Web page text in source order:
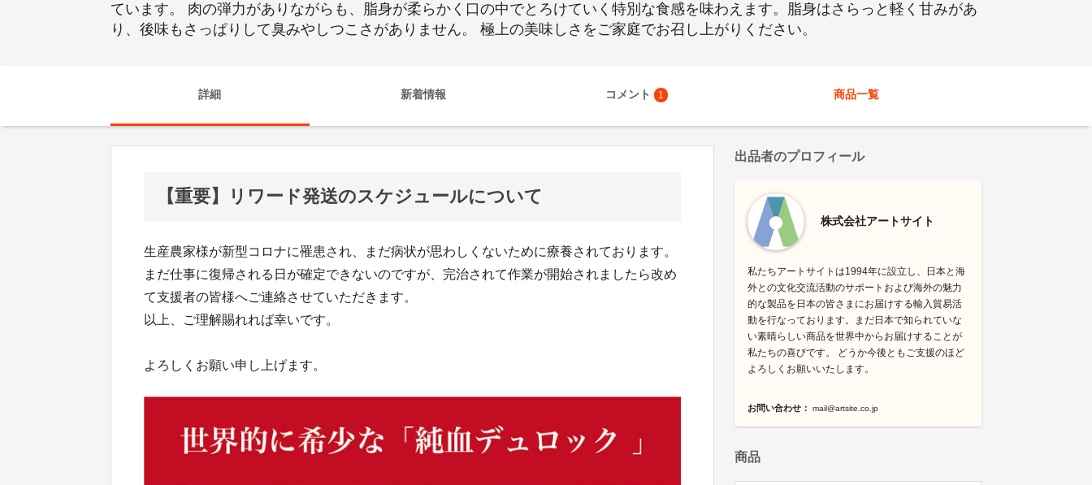
ています。 肉の弾力がありながらも、脂身が柔らかく口の中でとろけていく特別な食感を味わえます。脂身はさらっと軽く甘みがあ
り、後味もさっぱりして臭みやしつこさがありません。 極上の美味しさをご家庭でお召し上がりください。
詳細 新着情報 コメント 1 商品一覧
【重要】リワード発送のスケジュールについて
生産農家様が新型コロナに罹患され、まだ病状が思わしくないために療養されております。
まだ仕事に復帰される日が確定できないのですが、完治されて作業が開始されましたら改め
て支援者の皆様へご連絡させていただきます。
以上、ご理解賜れれば幸いです。
よろしくお願い申し上げます。
出品者のプロフィール
株式会社アートサイト
私たちアートサイトは1994年に設立し、日本と海
外との文化交流活動のサポートおよび海外の魅力
的な製品を日本の皆さまにお届けする輸入貿易活
動を行なっております。まだ日本で知られていな
い素晴らしい商品を世界中からお届けすることが
私たちの喜びです。 どうか今後ともご支援のほど
よろしくお願いいたします。
お問い合わせ： mail@artsite.co.jp
商品